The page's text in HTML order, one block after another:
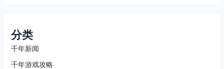
分类
千年新闻
千年游戏攻略